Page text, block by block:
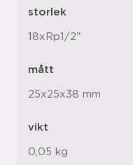
storlek
18xRp1/2"
mått
25x25x38 mm
vikt
0,05 kg